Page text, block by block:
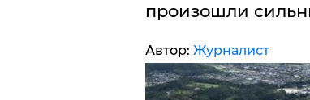
произошли
Автор: Журналист